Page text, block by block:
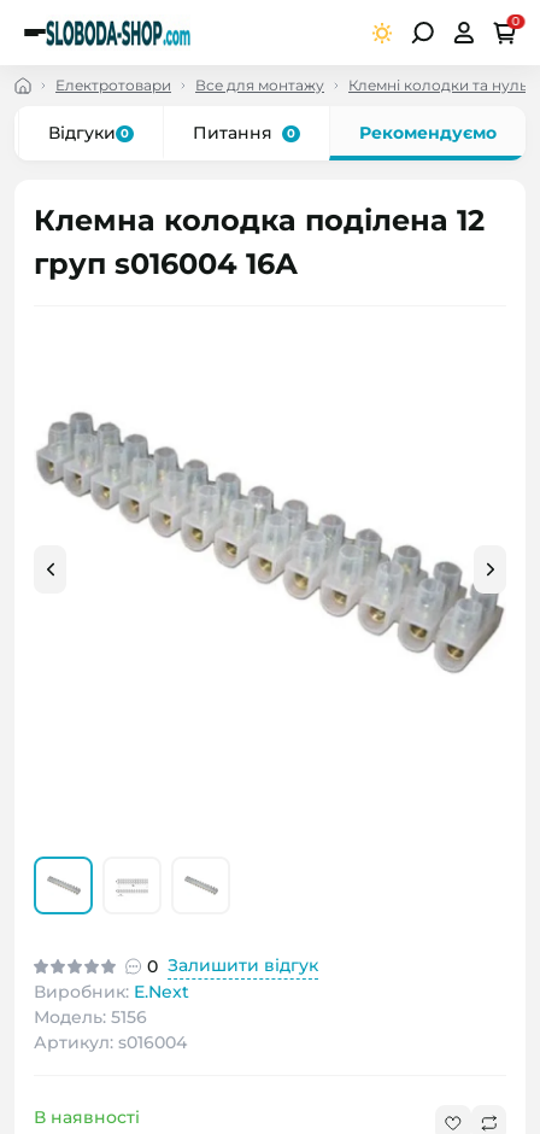
0
Електротовари Все для монтажу Клемні колодки та
Відгуки 0 Питання 0 Рекомендуємо
Клемна колодка поділена 12
груп s016004 16А
0 Залишити відгук
Виробник: E.Next
Модель: 5156
Артикул: s016004
В наявності